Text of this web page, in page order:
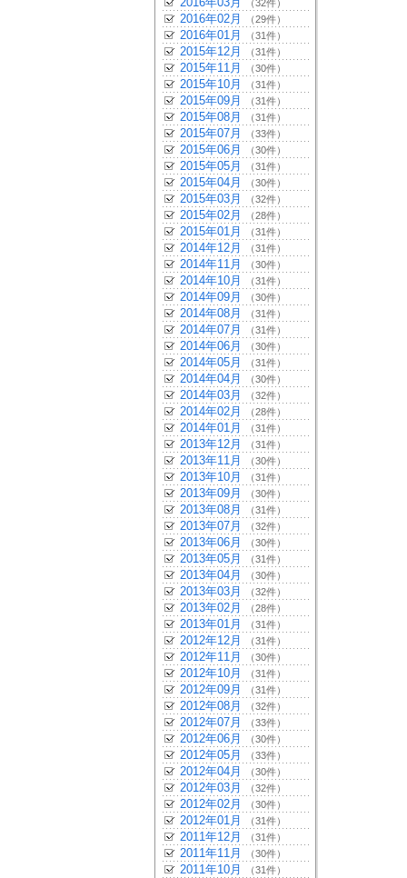
（32件）
2016年02月 （29件）
2016年01月 （31件）
2015年12月 （31件）
2015年11月 （30件）
2015年10月 （31件）
2015年09月 （31件）
2015年08月 （31件）
2015年07月 （33件）
2015年06月 （30件）
2015年05月 （31件）
2015年04月 （30件）
2015年03月 （32件）
2015年02月 （28件）
2015年01月 （31件）
2014年12月 （31件）
2014年11月 （30件）
2014年10月 （31件）
2014年09月 （30件）
2014年08月 （31件）
2014年07月 （31件）
2014年06月 （30件）
2014年05月 （31件）
2014年04月 （30件）
2014年03月 （32件）
2014年02月 （28件）
2014年01月 （31件）
2013年12月 （31件）
2013年11月 （30件）
2013年10月 （31件）
2013年09月 （30件）
2013年08月 （31件）
2013年07月 （32件）
2013年06月 （30件）
2013年05月 （31件）
2013年04月 （30件）
2013年03月 （32件）
2013年02月 （28件）
2013年01月 （31件）
2012年12月 （31件）
2012年11月 （30件）
2012年10月 （31件）
2012年09月 （31件）
2012年08月 （32件）
2012年07月 （33件）
2012年06月 （30件）
2012年05月 （33件）
2012年04月 （30件）
2012年03月 （32件）
2012年02月 （30件）
2012年01月 （31件）
2011年12月 （31件）
2011年11月 （30件）
2011年10月 （31件）